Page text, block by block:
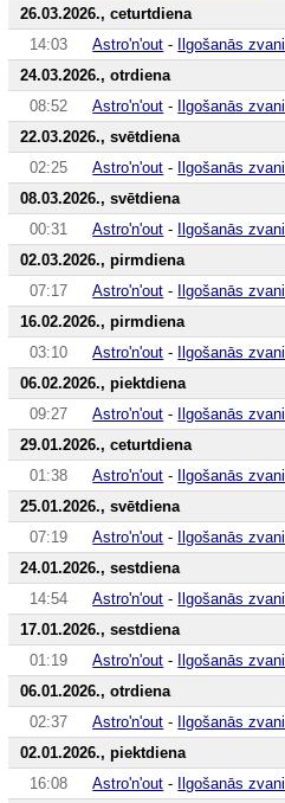
26.03.2026., ceturtdiena
14:03
Astro'n'out - Ilgošanās zvani
24.03.2026., otrdiena
08:52
Astro'n'out - Ilgošanās zvani
22.03.2026., svētdiena
02:25
Astro'n'out - Ilgošanās zvani
08.03.2026., svētdiena
00:31
Astro'n'out - Ilgošanās zvani
02.03.2026., pirmdiena
07:17
Astro'n'out - Ilgošanās zvani
16.02.2026., pirmdiena
03:10
Astro'n'out - Ilgošanās zvani
06.02.2026., piektdiena
09:27
Astro'n'out - Ilgošanās zvani
29.01.2026., ceturtdiena
01:38
Astro'n'out - Ilgošanās zvani
25.01.2026., svētdiena
07:19
Astro'n'out - Ilgošanās zvani
24.01.2026., sestdiena
14:54
Astro'n'out - Ilgošanās zvani
17.01.2026., sestdiena
01:19
Astro'n'out - Ilgošanās zvani
06.01.2026., otrdiena
02:37
Astro'n'out - Ilgošanās zvani
02.01.2026., piektdiena
16:08
Astro'n'out - Ilgošanās zvani